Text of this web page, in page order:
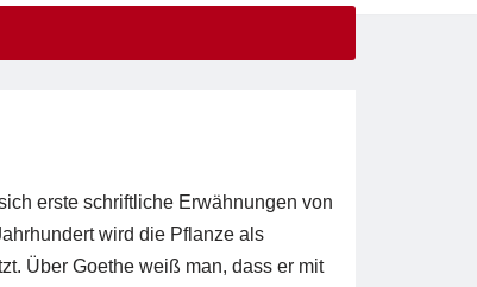
erste schriftliche Erwähnungen von
wird die Pflanze als
Über Goethe weiß man, dass er mit